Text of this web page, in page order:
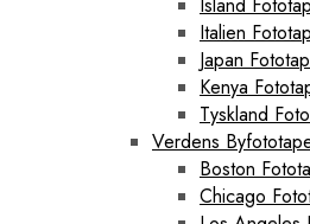
Italien
Japan
Kenya
Tyskland
Verdens
Boston
Chicago